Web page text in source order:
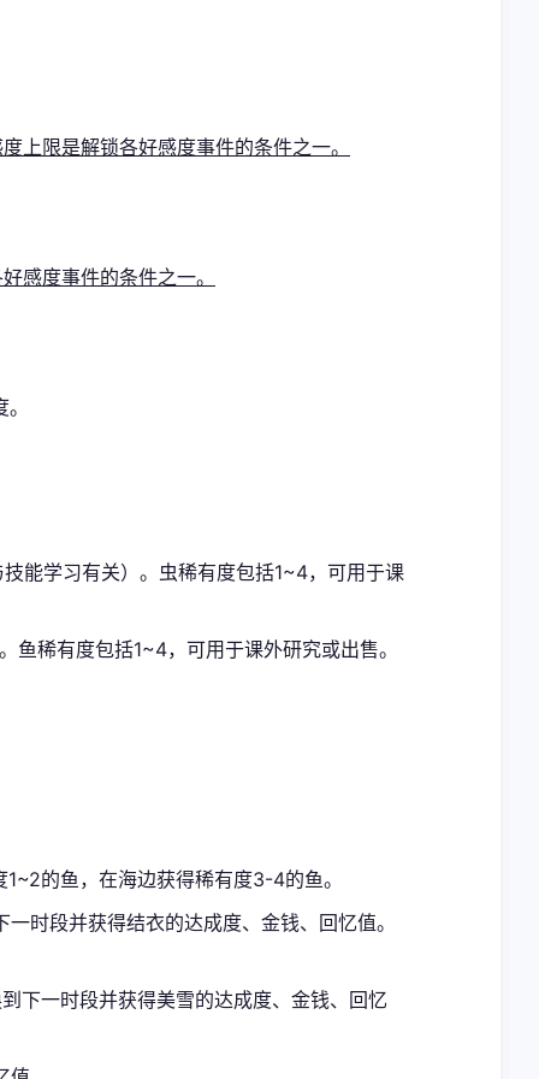
上限是解锁各好感度事件的条件之一。
感度事件的条件之一。
能学习有关）。虫稀有度包括1~4，可用于课
稀有度包括1~4，可用于课外研究或出售。
的鱼，在海边获得稀有度3-4的鱼。
时段并获得结衣的达成度、金钱、回忆值。
下一时段并获得美雪的达成度、金钱、回忆